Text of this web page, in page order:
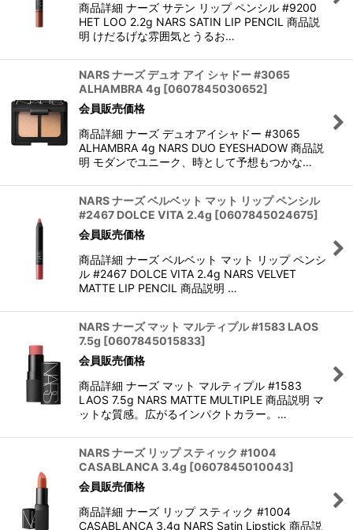
商品詳細 ナーズ サテン リップ ペンシル #9200
HET LOO 2.2g NARS SATIN LIP PENCIL 商品説
明 けだるげな雰囲気とうるお…
NARS ナーズ デュオ アイ シャドー #3065
ALHAMBRA 4g [0607845030652]
会員販売価格
商品詳細 ナーズ デュオアイシャドー #3065
ALHAMBRA 4g NARS DUO EYESHADOW 商品説
明 モダンでユニーク、時として予想もつかな…
NARS ナーズ ベルベット マット リップ ペンシル
#2467 DOLCE VITA 2.4g [0607845024675]
会員販売価格
商品詳細 ナーズ ベルベット マット リップ ペンシ
ル #2467 DOLCE VITA 2.4g NARS VELVET
MATTE LIP PENCIL 商品説明 …
NARS ナーズ マット マルティプル #1583 LAOS
7.5g [0607845015833]
会員販売価格
商品詳細 ナーズ マット マルティプル #1583
LAOS 7.5g NARS MATTE MULTIPLE 商品説明 マ
ットな質感。広がるインパクトカラー。…
NARS ナーズ リップ スティック #1004
CASABLANCA 3.4g [0607845010043]
会員販売価格
商品詳細 ナーズ リップ スティック #1004
CASABLANCA 3.4g NARS Satin Lipstick 商品説